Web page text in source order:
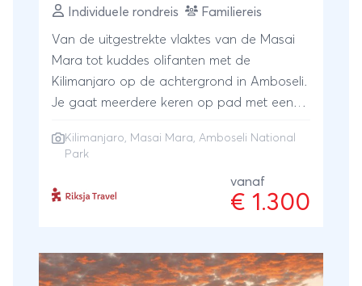
Individuele rondreis
Familiereis
Van de uitgestrekte vlaktes van de Masai
Mara tot kuddes olifanten met de
Kilimanjaro op de achtergrond in Amboseli.
Je gaat meerdere keren op pad met een
dieren en natuur. Tussendoor is er ruimte
plekken. Een afwisselend avontuur waarbij
elke safaridag weer anders is en jullie
Kilimanjaro, Masai Mara, Amboseli National
Park
vanaf
€ 1.300